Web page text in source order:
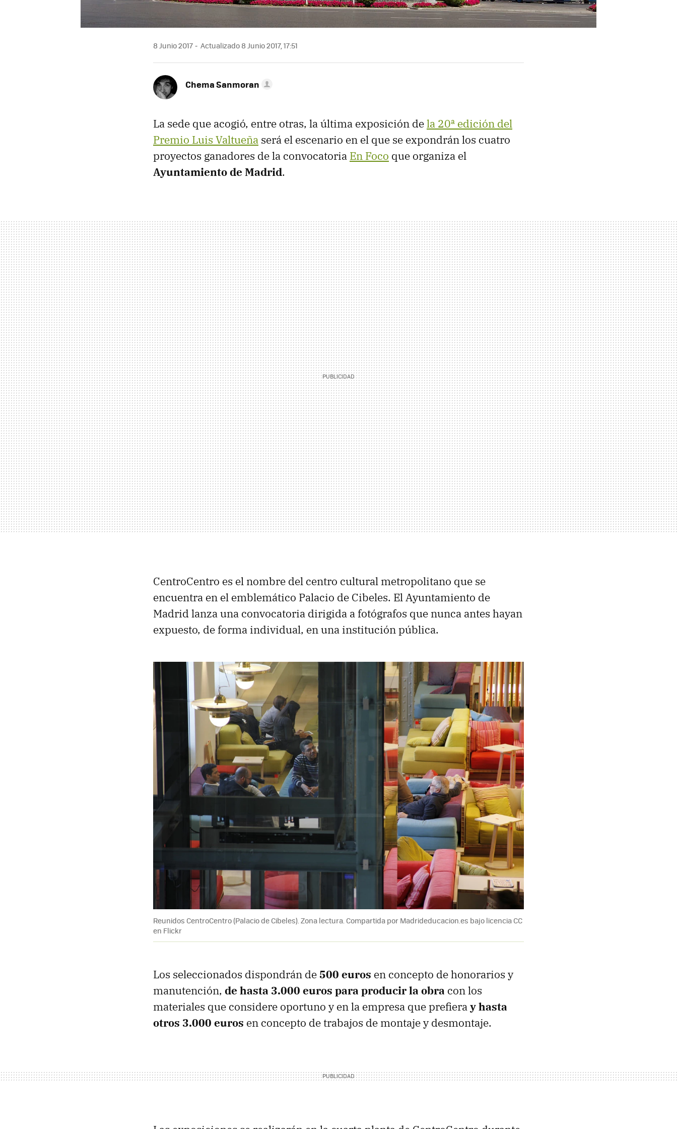
8 Junio 2017 Actualizado 8 Junio 2017, 17:51
Chema Sanmoran
La sede que acogió, entre otras, la última exposición dela 20ª edición del
Premio Luis Valtueña será el escenario en el que se expondrán los cuatro
proyectos ganadores de la convocatoria En Foco que organiza el
Ayuntamiento de Madrid.
CentroCentro es el nombre del centro cultural metropolitano que se
encuentra en el emblemático Palacio de Cibeles. El Ayuntamiento de
Madrid lanza una convocatoria dirigida a fotógrafos que nunca antes hayan
expuesto, de forma individual, en una institución pública.
Reunidos CentroCentro (Palacio de Cibeles). Zona lectura. Compartida por Madrideducacion.es bajo licencia CC
en Flickr
Los seleccionados dispondrán de 500 euros en concepto de honorarios y
manutención, de hasta 3.000 euros para producir la obra con los
materiales que considere oportuno y en la empresa que prefieray hasta
otros 3.000 euros en concepto de trabajos de montaje y desmontaje.